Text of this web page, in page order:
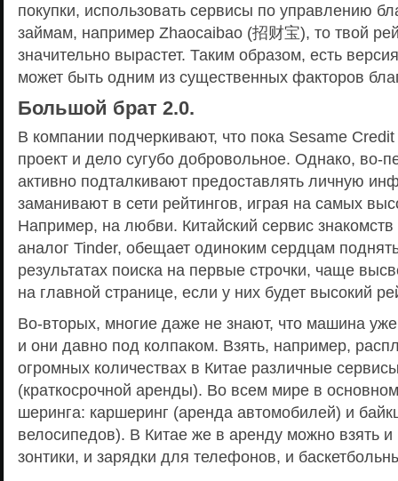
покупки, использовать сервисы по управлению
займам, например Zhaocaibao (招财宝), то твой
значительно вырастет. Таким образом, есть
может быть одним из существенных факторов
Большой брат 2.0.
В компании подчеркивают, что пока Sesame
проект и дело сугубо добровольное. Однако, во-
активно подталкивают предоставлять личную
заманивают в сети рейтингов, играя на самых
Например, на любви. Китайский сервис
аналог Tinder, обещает одиноким сердцам
результатах поиска на первые строчки, чаще
на главной странице, если у них будет высокий
Во-вторых, многие даже не знают, что машина уже
и они давно под колпаком. Взять, например,
огромных количествах в Китае различные
(краткосрочной аренды). Во всем мире в
шеринга: каршеринг (аренда автомобилей) и
велосипедов). В Китае же в аренду можно взять
зонтики, и зарядки для телефонов, и